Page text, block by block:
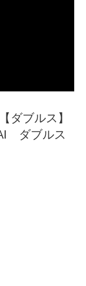
ダブルス】
ダブルス